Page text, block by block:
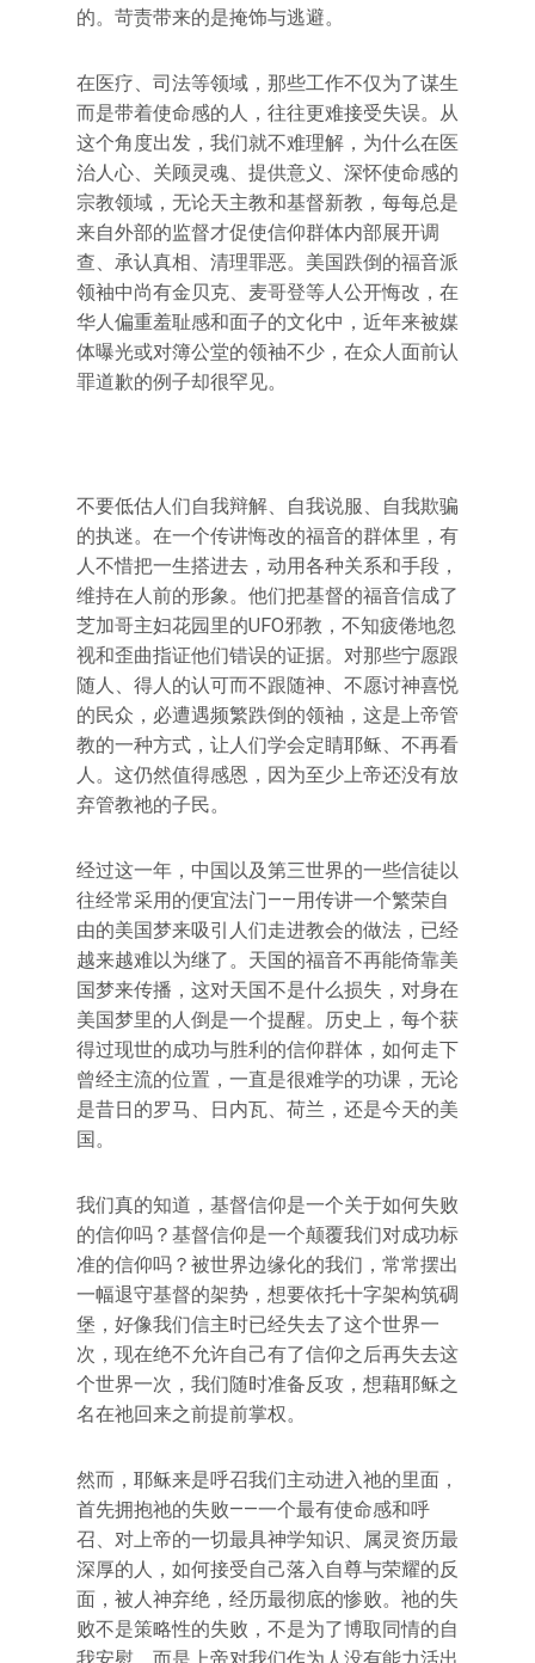
的。苛责带来的是掩饰与逃避。
在医疗、司法等领域，那些工作不仅为了谋生
而是带着使命感的人，往往更难接受失误。从
这个角度出发，我们就不难理解，为什么在医
治人心、关顾灵魂、提供意义、深怀使命感的
宗教领域，无论天主教和基督新教，每每总是
来自外部的监督才促使信仰群体内部展开调
查、承认真相、清理罪恶。美国跌倒的福音派
领袖中尚有金贝克、麦哥登等人公开悔改，在
华人偏重羞耻感和面子的文化中，近年来被媒
体曝光或对簿公堂的领袖不少，在众人面前认
罪道歉的例子却很罕见。
不要低估人们自我辩解、自我说服、自我欺骗
的执迷。在一个传讲悔改的福音的群体里，有
人不惜把一生搭进去，动用各种关系和手段，
维持在人前的形象。他们把基督的福音信成了
芝加哥主妇花园里的UFO邪教，不知疲倦地忽
视和歪曲指证他们错误的证据。对那些宁愿跟
随人、得人的认可而不跟随神、不愿讨神喜悦
的民众，必遭遇频繁跌倒的领袖，这是上帝管
教的一种方式，让人们学会定睛耶稣、不再看
人。这仍然值得感恩，因为至少上帝还没有放
弃管教祂的子民。
经过这一年，中国以及第三世界的一些信徒以
往经常采用的便宜法门——用传讲一个繁荣自
由的美国梦来吸引人们走进教会的做法，已经
越来越难以为继了。天国的福音不再能倚靠美
国梦来传播，这对天国不是什么损失，对身在
美国梦里的人倒是一个提醒。历史上，每个获
得过现世的成功与胜利的信仰群体，如何走下
曾经主流的位置，一直是很难学的功课，无论
是昔日的罗马、日内瓦、荷兰，还是今天的美
国。
我们真的知道，基督信仰是一个关于如何失败
的信仰吗？基督信仰是一个颠覆我们对成功标
准的信仰吗？被世界边缘化的我们，常常摆出
一幅退守基督的架势，想要依托十字架构筑碉
堡，好像我们信主时已经失去了这个世界一
次，现在绝不允许自己有了信仰之后再失去这
个世界一次，我们随时准备反攻，想藉耶稣之
名在祂回来之前提前掌权。
然而，耶稣来是呼召我们主动进入祂的里面，
首先拥抱祂的失败——一个最有使命感和呼
召、对上帝的一切最具神学知识、属灵资历最
深厚的人，如何接受自己落入自尊与荣耀的反
面，被人神弃绝，经历最彻底的惨败。祂的失
败不是策略性的失败，不是为了博取同情的自